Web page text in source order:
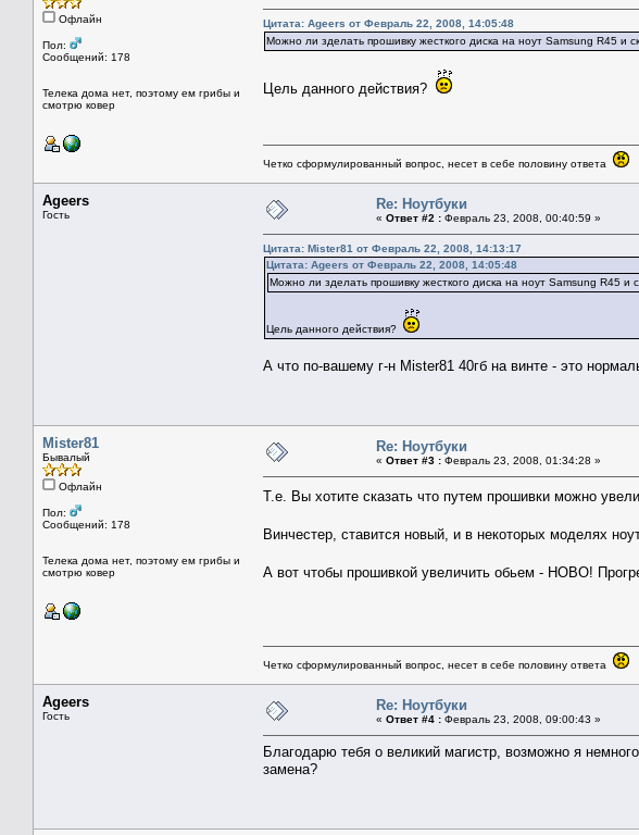
Офлайн
Пол:
Сообщений: 178
Телека дома нет, поэтому ем грибы и
смотрю ковер
Цитата: Ageers от Февраль 22, 2008, 14:05:48
Можно ли зделать прошивку жесткого диска на ноут Samsung R45 и
Цель данного действия?
Четко сформулированный вопрос, несет в себе половину ответа
Ageers
Гость
Re: Ноутбуки
« Ответ #2 : Февраль 23, 2008, 00:40:59 »
Цитата: Mister81 от Февраль 22, 2008, 14:13:17
Цитата: Ageers от Февраль 22, 2008, 14:05:48
Можно ли зделать прошивку жесткого диска на ноут Samsung R45 и
Цель данного действия?
А что по-вашему г-н Mister81 40гб на винте - это
Mister81
Бывалый
Офлайн
Пол:
Сообщений: 178
Телека дома нет, поэтому ем грибы и
смотрю ковер
Re: Ноутбуки
« Ответ #3 : Февраль 23, 2008, 01:34:28 »
Т.е. Вы хотите сказать что путем прошивки можно
Винчестер, ставится новый, и в некоторых моделях
А вот чтобы прошивкой увеличить обьем - НОВО!
Четко сформулированный вопрос, несет в себе половину ответа
Ageers
Гость
Re: Ноутбуки
« Ответ #4 : Февраль 23, 2008, 09:00:43 »
Благодарю тебя о великий магистр, возможно я
замена?